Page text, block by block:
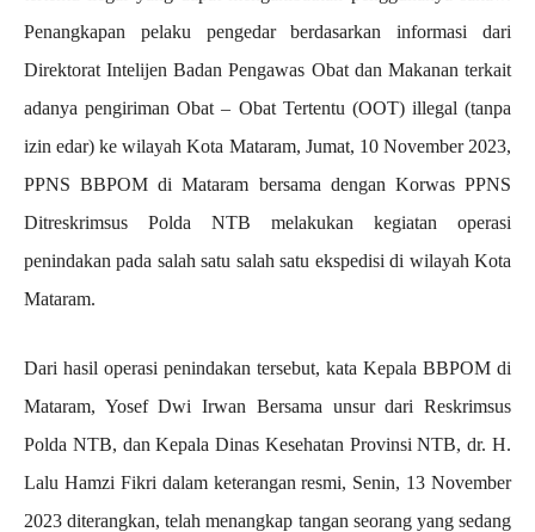
Penangkapan pelaku pengedar berdasarkan informasi dari
Direktorat Intelijen Badan Pengawas Obat dan Makanan terkait
adanya pengiriman Obat – Obat Tertentu (OOT) illegal (tanpa
izin edar) ke wilayah Kota Mataram, Jumat, 10 November 2023,
PPNS BBPOM di Mataram bersama dengan Korwas PPNS
Ditreskrimsus Polda NTB melakukan kegiatan operasi
penindakan pada salah satu salah satu ekspedisi di wilayah Kota
Mataram.
Dari hasil operasi penindakan tersebut, kata Kepala BBPOM di
Mataram, Yosef Dwi Irwan Bersama unsur dari Reskrimsus
Polda NTB, dan Kepala Dinas Kesehatan Provinsi NTB, dr. H.
Lalu Hamzi Fikri dalam keterangan resmi, Senin, 13 November
2023 diterangkan, telah menangkap tangan seorang yang sedang